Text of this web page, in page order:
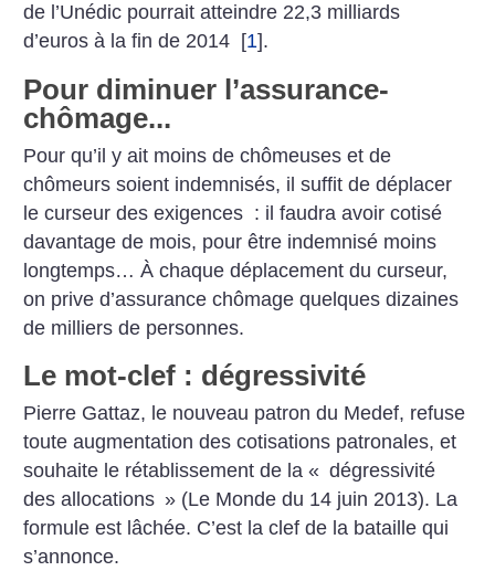
de l’Unédic pourrait atteindre 22,3 milliards
d’euros à la fin de 2014 [1].
Pour diminuer l’assurance-
chômage...
Pour qu’il y ait moins de chômeuses et de
chômeurs soient indemnisés, il suffit de déplacer
le curseur des exigences : il faudra avoir cotisé
davantage de mois, pour être indemnisé moins
longtemps… À chaque déplacement du curseur,
on prive d’assurance chômage quelques dizaines
de milliers de personnes.
Le mot-clef : dégressivité
Pierre Gattaz, le nouveau patron du Medef, refuse
toute augmentation des cotisations patronales, et
souhaite le rétablissement de la « dégressivité
des allocations » (Le Monde du 14 juin 2013). La
formule est lâchée. C’est la clef de la bataille qui
s’annonce.